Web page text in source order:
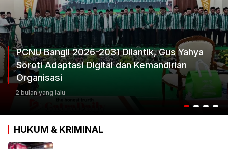
Yahya
Ketum Progib Dorong Rapimwil
Keputusan Terbaik
HUKUM & KRIMINAL